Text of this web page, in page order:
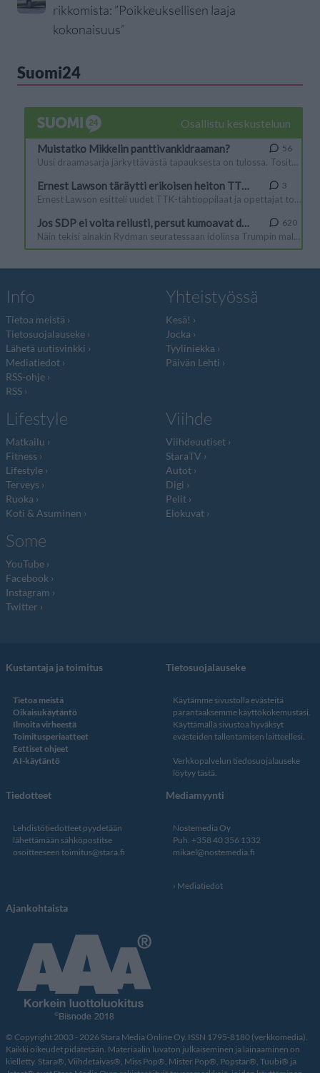
rikkomista: ”Poikkeuksellisen laaja
kokonaisuus”
Suomi24
Info
Tietoa meistä
Tietosuojalauseke
Lähetä uutisvinkki
Mediatiedot
RSS-ohje
RSS
Yhteistyössä
Kesä!
Jocka
Tyyliniekka
Päivän Lehti
Lifestyle
Matkailu
Fitness
Lifestyle
Terveys
Ruoka
Koti & Asuminen
Viihde
Viihdeuutiset
StaraTV
Autot
Digi
Pelit
Elokuvat
Some
YouTube
Facebook
Instagram
Twitter
Kustantaja ja toimitus
Tietoa meistä
Oikaisukäytäntö
Ilmoita virheestä
Toimitusperiaatteet
Eettiset ohjeet
AI-käytäntö
Tietosuojalauseke
Käytämme sivustolla evästeitä
parantaaksemme käyttökokemustasi.
Käyttämällä sivustoa hyväksyt
evästeiden tallentamisen laitteellesi.
Verkkopalvelun tiedosuojalauseke
löytyy tästä.
Tiedotteet
Lehdistötiedotteet pyydetään
lähettämään sähköpostitse
osoitteeseen toimitus@stara.fi
Mediamyynti
Nostemedia Oy
Puh. +358 40 356 1332
mikael@nostemedia.fi
Mediatiedot
Ajankohtaista
© Copyright 2003 - 2026 Stara Media Online Oy. ISSN 1795-8180 (verkkomedia).
Kaikki oikeudet pidätetään. Materiaalin luvaton julkaiseminen ja lainaaminen on
kielletty. Stara®, Viihdetaivas®, Miss Pop®, Mister Pop®, Popstar®, Tuubi® ja